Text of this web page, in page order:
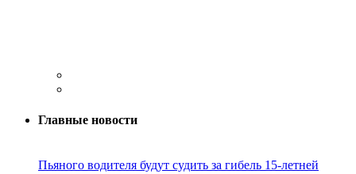
Главные новости
Пьяного водителя будут судить за гибель 15-летней